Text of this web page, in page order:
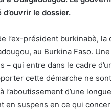
a
le dossier.
l’ex-président burkinabè,
au Burkina Faso.
– qui entre dans le cadre
cette démarche ne
l’aboutissement d’une
en suspens en ce qui